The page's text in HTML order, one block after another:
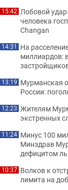
15:42 Лобовой
человека
Changan
14:31 На
миллиардов:
13:19 Мурманская
России:
12:23 Жителям
экстренных
11:24 Минус 100
Минздрав
дефицитом
10:37 Волков к
лимита на